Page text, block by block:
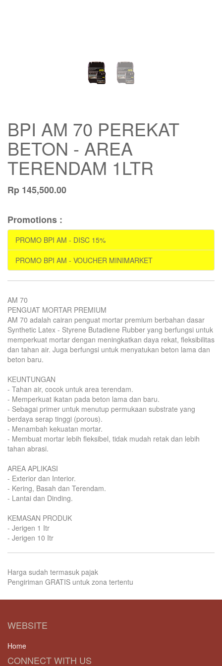
BPI AM 70 PEREKAT
BETON - AREA
TERENDAM 1LTR
Rp 145,500.00
Promotions :
PROMO BPI AM - DISC 15%
PROMO BPI AM - VOUCHER MINIMARKET
AM 70
PENGUAT MORTAR PREMIUM
AM 70 adalah cairan penguat mortar premium berbahan dasar
Synthetic Latex - Styrene Butadiene Rubber yang berfungsi untuk
memperkuat mortar dengan meningkatkan daya rekat, fleksibilitas
dan tahan air. Juga berfungsi untuk menyatukan beton lama dan
beton baru.
KEUNTUNGAN
- Tahan air, cocok untuk area terendam.
- Memperkuat ikatan pada beton lama dan baru.
- Sebagai primer untuk menutup permukaan substrate yang
berdaya serap tinggi (porous).
- Menambah kekuatan mortar.
- Membuat mortar lebih fleksibel, tidak mudah retak dan lebih
tahan abrasi.
AREA APLIKASI
- Exterior dan Interior.
- Kering, Basah dan Terendam.
- Lantai dan Dinding.
KEMASAN PRODUK
- Jerigen 1 Itr
- Jerigen 10 Itr
Harga sudah termasuk pajak
Pengiriman GRATIS untuk zona tertentu
WEBSITE
Home
CONNECT WITH US